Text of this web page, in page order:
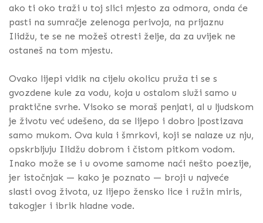
ako ti oko traži u toj slici mjesto za odmora, onda će
pasti na sumračje zelenoga perivoja, na prijaznu
Ilidžu, te se ne možeš otresti želje, da za uvijek ne
ostaneš na tom mjestu.
Ovako lijepi vidik na cijelu okolicu pruža ti se s
gvozdene kule za vodu, koja u ostalom služi samo u
praktične svrhe. Visoko se moraš penjati, al u ljudskom
je životu već udešeno, da se lijepo i dobro |postizava
samo mukom. Ova kula i šmrkovi, koji se nalaze uz nju,
opskrbljuju Ilidžu dobrom i čistom pitkom vodom.
Inako može se i u ovome samome naći nešto poezije,
jer istočnjak — kako je poznato — broji u najveće
slasti ovog života, uz lijepo žensko lice i ružin miris,
takogjer i ibrik hladne vode.